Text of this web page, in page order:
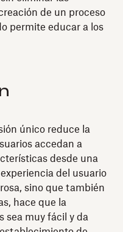
de un proceso
permite educar a los
único reduce la
accedan a
desde una
del usuario
sino que también
hace que la
sea muy fácil y da